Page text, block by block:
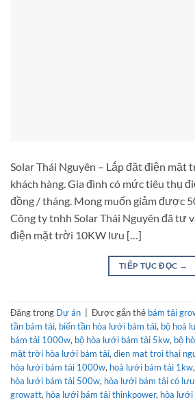
Solar Thái Nguyên – Lắp đặt điện mặt
khách hàng. Gia đình có mức tiêu thụ
đồng / tháng. Mong muốn giảm được
Công ty tnhh Solar Thái Nguyên đã tư
điện mặt trời 10KW lưu […]
TIẾP TỤC ĐỌC →
Đăng trong Dự án Được gắn thẻ bám tải
tần bám tải, biến tần hòa lưới bám tải, bộ hoà
bám tải 1000w, bộ hòa lưới bám tải 5kw, bộ
mặt trời hòa lưới bám tải,dien mat troi thai
hòa lưới bám tải 1000w, hoà lưới bám tải 1kw,
hòa lưới bám tải 500w, hòa lưới bám tải có
growatt, hòa lưới bám tải thinkpower, hòa lưới